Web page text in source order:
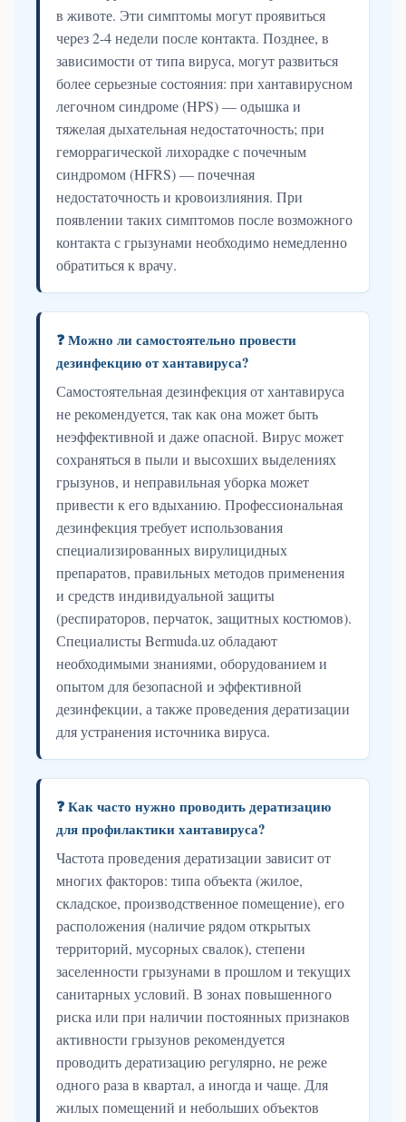
в животе. Эти симптомы могут проявиться
через 2-4 недели после контакта. Позднее, в
зависимости от типа вируса, могут развиться
более серьезные состояния: при хантавирусном
легочном синдроме (HPS) — одышка и
тяжелая дыхательная недостаточность; при
геморрагической лихорадке с почечным
синдромом (HFRS) — почечная
недостаточность и кровоизлияния. При
появлении таких симптомов после возможного
контакта с грызунами необходимо немедленно
обратиться к врачу.
❓ Можно ли самостоятельно провести
дезинфекцию от хантавируса?
Самостоятельная дезинфекция от хантавируса
не рекомендуется, так как она может быть
неэффективной и даже опасной. Вирус может
сохраняться в пыли и высохших выделениях
грызунов, и неправильная уборка может
привести к его вдыханию. Профессиональная
дезинфекция требует использования
специализированных вирулицидных
препаратов, правильных методов применения
и средств индивидуальной защиты
(респираторов, перчаток, защитных костюмов).
Специалисты Bermuda.uz обладают
необходимыми знаниями, оборудованием и
опытом для безопасной и эффективной
дезинфекции, а также проведения дератизации
для устранения источника вируса.
❓ Как часто нужно проводить дератизацию
для профилактики хантавируса?
Частота проведения дератизации зависит от
многих факторов: типа объекта (жилое,
складское, производственное помещение), его
расположения (наличие рядом открытых
территорий, мусорных свалок), степени
заселенности грызунами в прошлом и текущих
санитарных условий. В зонах повышенного
риска или при наличии постоянных признаков
активности грызунов рекомендуется
проводить дератизацию регулярно, не реже
одного раза в квартал, а иногда и чаще. Для
жилых помещений и небольших объектов